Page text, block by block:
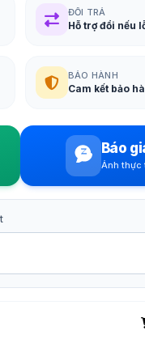
ĐỔI TRẢ
Hỗ trợ đổi nếu
BẢO HÀNH
Cam kết bảo
Báo
Ảnh thực